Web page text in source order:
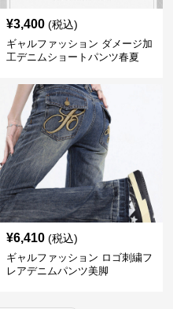
¥3,400 (税込)
ギャルファッション ダメージ加
工デニムショートパンツ春夏
¥6,410 (税込)
ギャルファッション ロゴ刺繍フ
レアデニムパンツ美脚